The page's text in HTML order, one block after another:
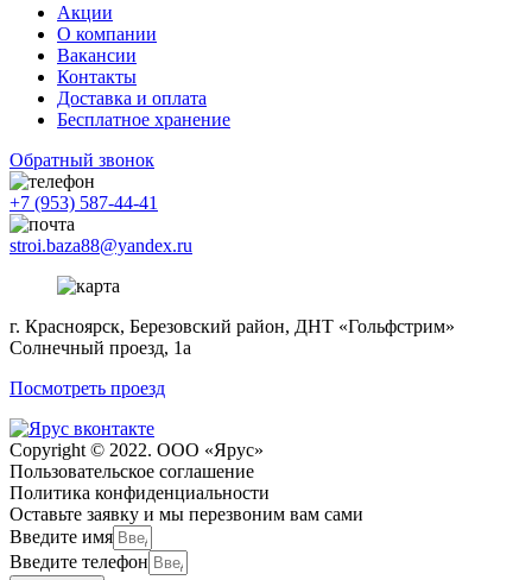
Акции
О компании
Вакансии
Контакты
Доставка и оплата
Бесплатное хранение
Обратный звонок
+7 (953) 587-44-41
stroi.baza88@yandex.ru
г. Красноярск, Березовский район, ДНТ «Гольфстрим»
Солнечный проезд, 1а
Посмотреть проезд
Copyright © 2022. ООО «Ярус»
Пользовательское соглашение
Политика конфиденциальности
Оставьте заявку и мы перезвоним вам сами
Введите имя
Введите телефон